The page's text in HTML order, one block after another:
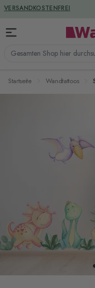
Zum Inhalt springen
Gesamten Shop hier
VERSANDKOSTENFREI
GREENGUARD ZERTIFIZIERT
Startseite Wandtattoos